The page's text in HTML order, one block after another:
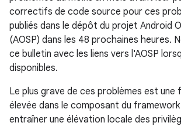
correctifs de code source pour ces
publiés dans le dépôt du projet Android
(AOSP) dans les 48 prochaines heures.
ce bulletin avec les liens vers l'AOSP
disponibles.
Le plus grave de ces problèmes est une
élevée dans le composant du
entraîner une élévation locale des